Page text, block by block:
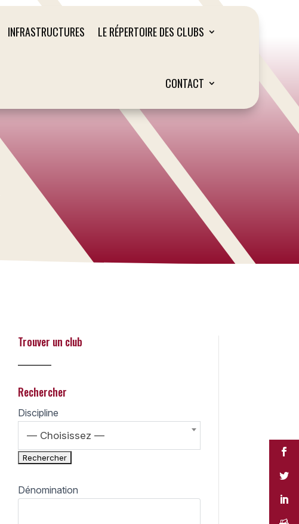
INFRASTRUCTURES LE RÉPERTOIRE DES CLUBS
CONTACT
Trouver un club
Rechercher
Discipline
— Choisissez —
Dénomination